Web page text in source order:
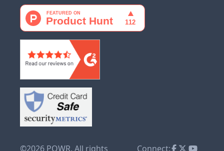
©2026 POWR. All rights Connect: